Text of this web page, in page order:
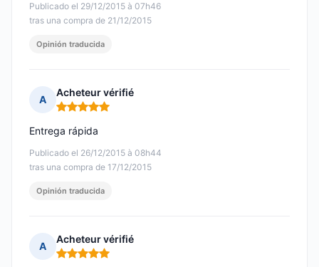
Publicado el 29/12/2015 à 07h46
tras una compra de 21/12/2015
Opinión traducida
A
Acheteur vérifié
Nota: 5 de 5
Publicado el 26/12/2015 à 08h44
tras una compra de 17/12/2015
Entrega rápida
Opinión traducida
A
Acheteur vérifié
Nota: 5 de 5